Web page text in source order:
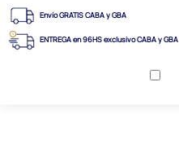
Envío GRATIS CABA y GBA
ENTREGA en 96HS exclusivo CABA y GBA